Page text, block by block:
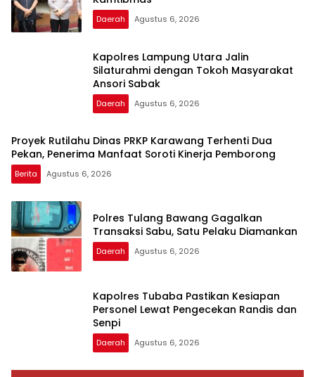
Daerah Agustus 6, 2026
Kapolres Lampung Utara Jalin
Silaturahmi dengan Tokoh Masyarakat
Ansori Sabak
Daerah Agustus 6, 2026
Proyek Rutilahu Dinas PRKP Karawang Terhenti Dua
Pekan, Penerima Manfaat Soroti Kinerja Pemborong
Berita Agustus 6, 2026
Polres Tulang Bawang Gagalkan
Transaksi Sabu, Satu Pelaku Diamankan
Daerah Agustus 6, 2026
Kapolres Tubaba Pastikan Kesiapan
Personel Lewat Pengecekan Randis dan
Senpi
Daerah Agustus 6, 2026